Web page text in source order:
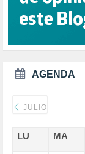
DANA (78)
DD.HH. (1)
DEMOCRACIA
DEMOCRAIA (1)
DEPORTES (2)
DERECHOS
DONALD TRUMP
EDGAR MORIN
AGENDA
JULIO
LU MA